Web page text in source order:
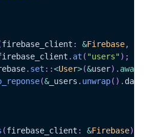
firebase_client : &Firebase,
. at ( "users") ;
. set ::<User>(&user) . await
(&_users . unwrap( ) . data
(firebase_client : &Firebase)